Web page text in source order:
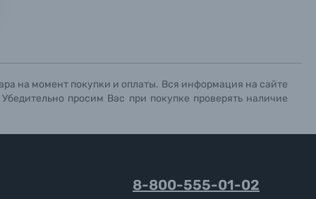
на момент покупки и оплаты. Вся информация на сайте
просим Вас при покупке проверять наличие
8-800-555-01-02